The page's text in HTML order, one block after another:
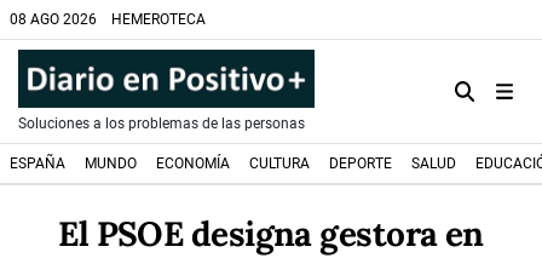
08 AGO 2026 HEMEROTECA
Soluciones a los problemas de las personas
ESPAÑA MUNDO ECONOMÍA CULTURA DEPORTE SALUD
El PSOE designa gestora en